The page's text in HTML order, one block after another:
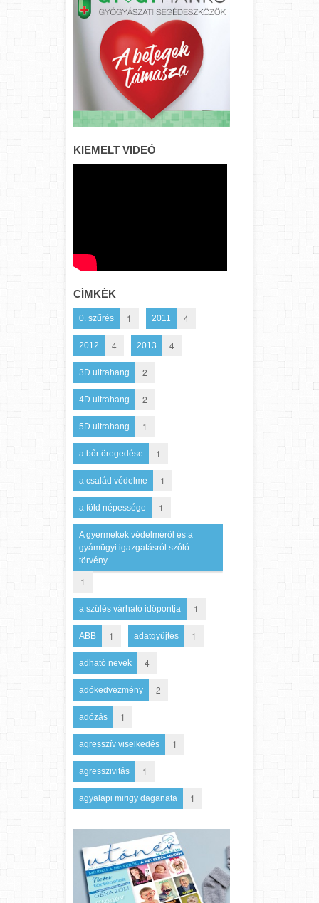
KIEMELT VIDEÓ
CÍMKÉK
0. szűrés 1 2011 4
2012 4 2013 4
3D ultrahang 2
4D ultrahang 2
5D ultrahang 1
a bőr öregedése 1
a család védelme 1
a föld népessége 1
A gyermekek védelméről és a
gyámügyi igazgatásról szóló
törvény
1
a szülés várható időpontja 1
ABB 1 adatgyűjtés 1
adható nevek 4
adókedvezmény 2
adózás 1
agresszív viselkedés 1
agresszivitás 1
agyalapi mirigy daganata 1